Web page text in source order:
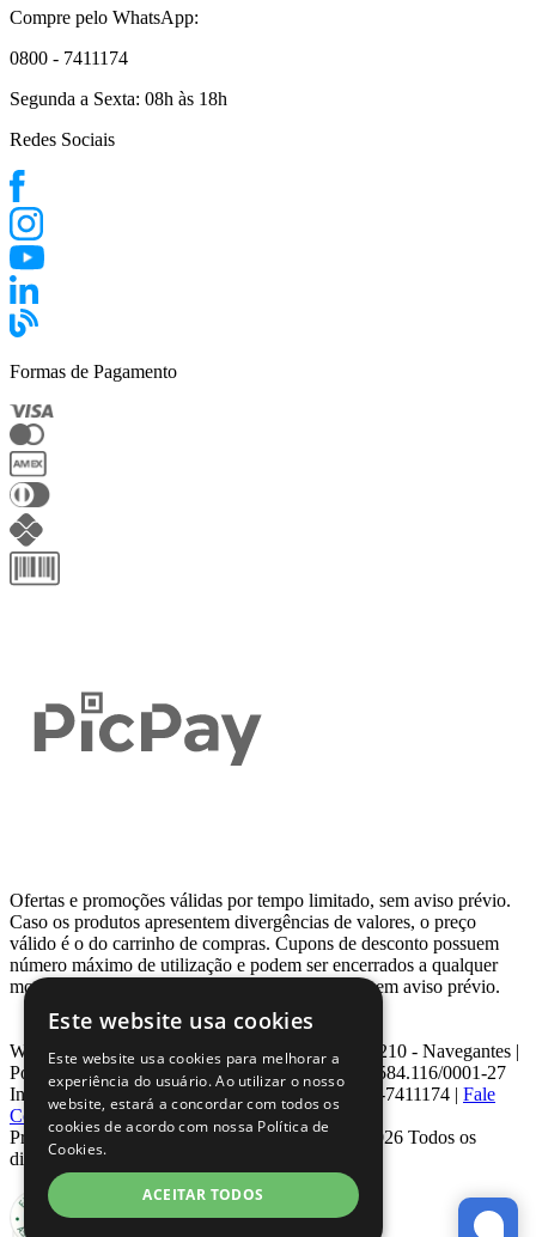
Compre pelo WhatsApp:
0800 - 7411174
Segunda a Sexta: 08h às 18h
Redes Sociais
Formas de Pagamento
Ofertas e promoções válidas por tempo limitado, sem aviso prévio.
Caso os produtos apresentem divergências de valores, o preço
válido é o do carrinho de compras. Cupons de desconto possuem
número máximo de utilização e podem ser encerrados a qualquer
momento, de acordo com sua disponibilidade e sem aviso prévio.
Webcontinental LTDA | Travessa Venezuela, Nº 210 - Navegantes |
Porto Alegre - RS - CEP: 90.240-220 CNPJ: 08.584.116/0001-27
Inscrição Estadual: 0963171399 | Telefone: 0800-7411174 | Fale
Conosco|ouvidoria@webcontinental.com.br
Proibida reprodução total ou parcial | © 2007 - 2026 Todos os
direitos reservados - WebContinental
Este website usa cookies
Este website usa cookies para melhorar a
experiência do usuário. Ao utilizar o nosso
website, estará a concordar com todos os
cookies de acordo com nossa Política de
Cookies.
ACEITAR TODOS